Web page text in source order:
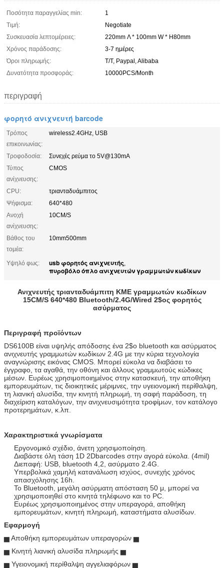
Ποσότητα παραγγελίας min:
1
Τιμή:
Negotiate
Συσκευασία λεπτομέρειες:
220mm Λ * 100mm W * H80mm
Χρόνος παράδοσης:
3-7 ημέρες
Όροι πληρωμής:
T/T, Paypal, Alibaba
Δυνατότητα προσφοράς:
10000PCS/Month
περιγραφή
φορητό ανιχνευτή barcode
Τρόπος
επικοινωνίας:
wireless2.4GHz, USB
Τροφοδοσία:
Συνεχές ρεύμα το 5V@130mA
Τύπος
ανίχνευσης:
CMOS
CPU:
τριανταδυάμπιτος
Ψήφισμα:
640*480
Ανοχή
ανίχνευσης:
10CM/S
Βάθος του
τομέα:
10mm500mm
Υψηλό φως: usb φορητός ανιχνευτής,
πυροβόλο όπλο ανιχνευτών γραμμωτών κωδίκων
Ανιχνευτής τριανταδυάμπιτη ΚΜΕ γραμμωτών κωδίκων
15CM/S 640*480 Bluetooth/2.4G/Wired 2$ος φορητός
ασύρματος
Περιγραφή προϊόντων
DS6100B είναι υψηλής απόδοσης ένα 2$ο bluetooth και ασύρματος
ανιχνευτής γραμμωτών κωδίκων 2.4G με την κύρια τεχνολογία
αναγνώρισης εικόνας CMOS. Μπορεί εύκολα να διαβάσει το
έγγραφο, τα αγαθά, την οθόνη και άλλους γραμμωτούς κώδικες
μέσων. Ευρέως χρησιμοποιημένος στην κατασκευή, την αποθήκη
εμπορευμάτων, τις διοικητικές μέριμνες, την υγειονομική περίθαλψη,
τη λιανική αλυσίδα, την κινητή πληρωμή, τη σαφή παράδοση, τη
διαχείριση καταλόγων, την ανιχνευσιμότητα τροφίμων, τον κατάλογο
προτερημάτων, κ.λπ.
Χαρακτηριστικά γνωρίσματα
Εργονομικό σχέδιο, άνετη χρησιμοποίηση.
Διαβάστε όλη τάση 1D 2Dbarcodes στην αγορά εύκολα. (4mil)
Διεπαφή: USB, bluetooth 4,2, ασύρματο 2.4G.
Υπερβολικά χαμηλή κατανάλωση ισχύος, συνεχής χρόνος
απασχόλησης 16h.
Το Bluetooth, μεγάλη ασύρματη απόσταση 50 μ, μπορεί να
χρησιμοποιηθεί στο κινητά τηλέφωνο και το PC.
Ευρέως χρησιμοποιημένος στην υπεραγορά, αποθήκη
εμπορευμάτων, κινητή πληρωμή, καταστήματα αλυσίδων.
Εφαρμογή
▅ Αποθήκη εμπορευμάτων υπεραγορών ▅
▅ Κινητή λιανική αλυσίδα πληρωμής ▅
▅ Υγειονομική περίθαλψη αγγελιαφόρων ▅